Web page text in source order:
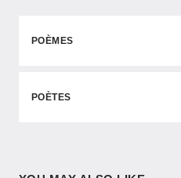
POÈMES
POÈTES